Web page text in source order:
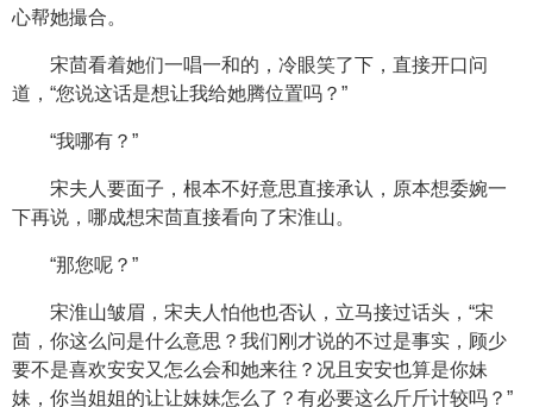
心帮她撮合。
宋茴看着她们一唱一和的，冷眼笑了下，直接开口问
道，“您说这话是想让我给她腾位置吗？”
“我哪有？”
宋夫人要面子，根本不好意思直接承认，原本想委婉一
下再说，哪成想宋茴直接看向了宋淮山。
“那您呢？”
宋淮山皱眉，宋夫人怕他也否认，立马接过话头，“宋
茴，你这么问是什么意思？我们刚才说的不过是事实，顾少
要不是喜欢安安又怎么会和她来往？况且安安也算是你妹
妹，你当姐姐的让让妹妹怎么了？有必要这么斤斤计较吗？”